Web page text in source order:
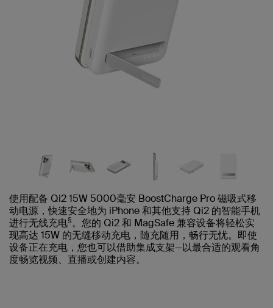
使用配备 Qi2 15W 5000毫安 BoostCharge Pro 磁吸式移
动电源，快速安全地为 iPhone 和其他支持 Qi2 的智能手机
进行无线充电§。您的 Qi2 和 MagSafe 兼容设备将轻松实
现高达 15W 的无缝移动充电，随充随用，畅行无忧。即使
设备正在充电，您也可以借助集成支架—以最合适的观看角
度畅览视频、直播或创建内容。